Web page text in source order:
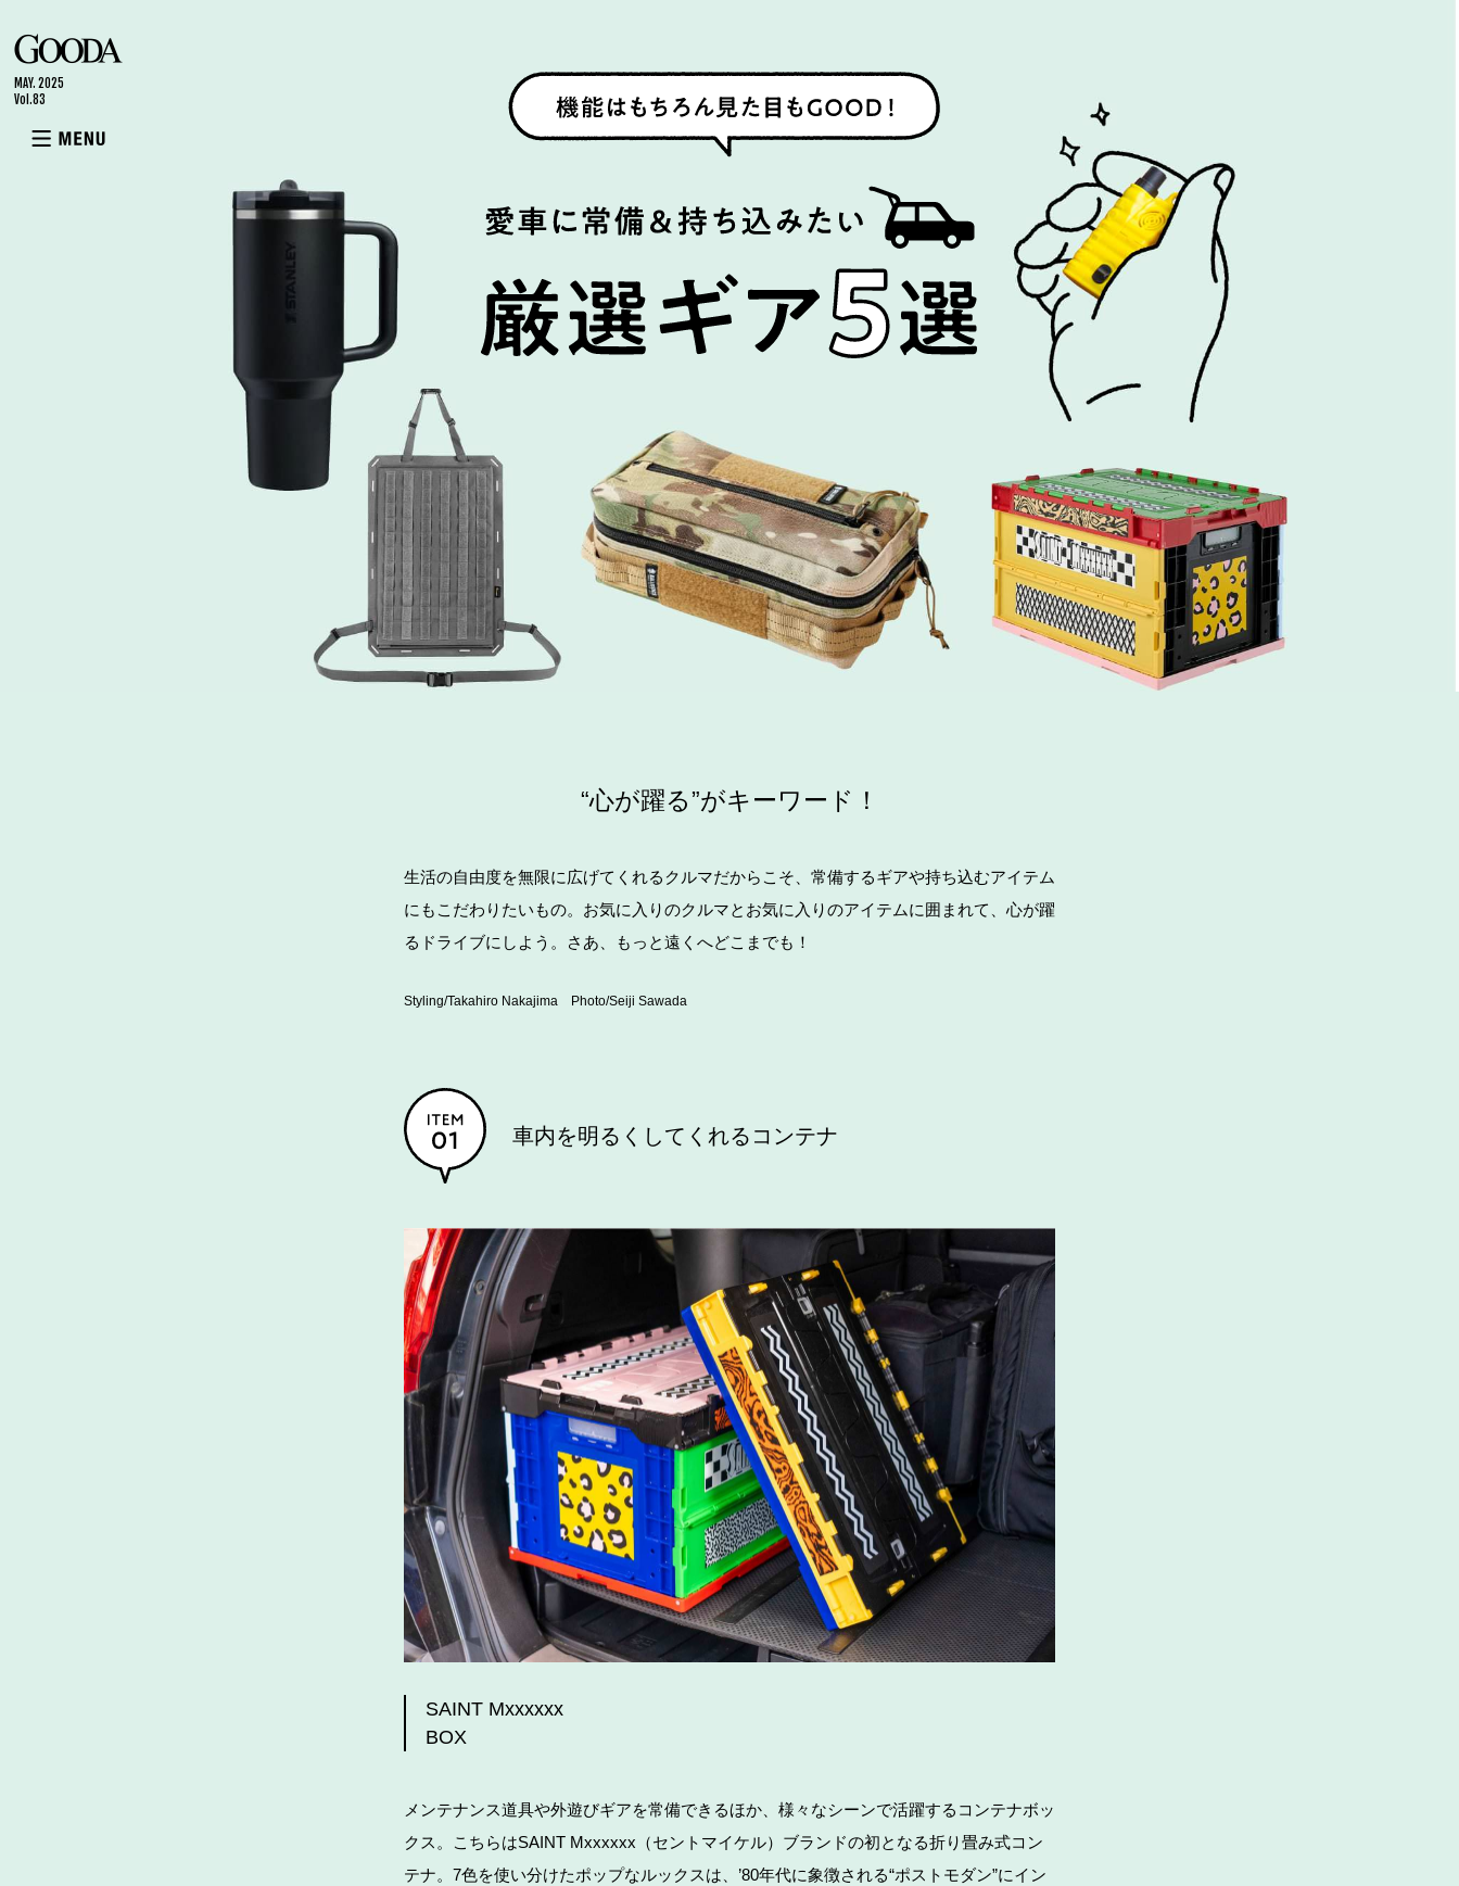
MAY. 2025
Vol.83
“心が躍る”がキーワード！
生活の自由度を無限に広げてくれるクルマだからこそ、常備するギアや持ち込むアイテム
にもこだわりたいもの。お気に入りのクルマとお気に入りのアイテムに囲まれて、心が躍
るドライブにしよう。さあ、もっと遠くへどこまでも！
Styling/Takahiro Nakajima Photo/Seiji Sawada
車内を明るくしてくれるコンテナ
SAINT Mxxxxxx
BOX
メンテナンス道具や外遊びギアを常備できるほか、様々なシーンで活躍するコンテナボッ
クス。こちらはSAINT Mxxxxxx（セントマイケル）ブランドの初となる折り畳み式コン
テナ。7色を使い分けたポップなルックスは、’80年代に象徴される“ポストモダン”にイン